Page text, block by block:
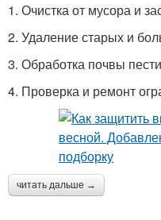
1. Очистка от мусора и
2. Удаление старых и
3. Обработка почвы
4. Проверка и ремонт
читать дальше →